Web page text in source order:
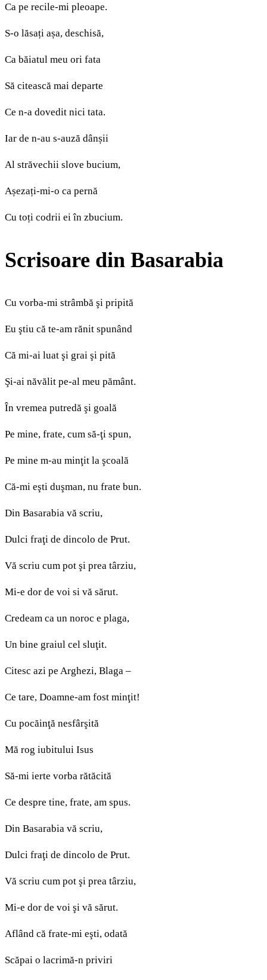
Ca pe recile-mi pleoape.
S-o lăsați așa, deschisă,
Ca băiatul meu ori fata
Să citească mai departe
Ce n-a dovedit nici tata.
Iar de n-au s-auză dânșii
Al străvechii slove bucium,
Așezați-mi-o ca pernă
Cu toți codrii ei în zbucium.
Scrisoare din Basarabia
Cu vorba-mi strâmbă şi pripită
Eu ştiu că te-am rănit spunând
Că mi-ai luat şi grai şi pită
Şi-ai năvălit pe-al meu pământ.
În vremea putredă şi goală
Pe mine, frate, cum să-ţi spun,
Pe mine m-au minţit la şcoală
Că-mi eşti duşman, nu frate bun.
Din Basarabia vă scriu,
Dulci fraţi de dincolo de Prut.
Vă scriu cum pot şi prea târziu,
Mi-e dor de voi si vă sărut.
Credeam ca un noroc e plaga,
Un bine graiul cel sluţit.
Citesc azi pe Arghezi, Blaga –
Ce tare, Doamne-am fost minţit!
Cu pocăinţă nesfârşită
Mă rog iubitului Isus
Să-mi ierte vorba rătăcită
Ce despre tine, frate, am spus.
Din Basarabia vă scriu,
Dulci fraţi de dincolo de Prut.
Vă scriu cum pot şi prea târziu,
Mi-e dor de voi şi vă sărut.
Aflând că frate-mi eşti, odată
Scăpai o lacrimă-n priviri